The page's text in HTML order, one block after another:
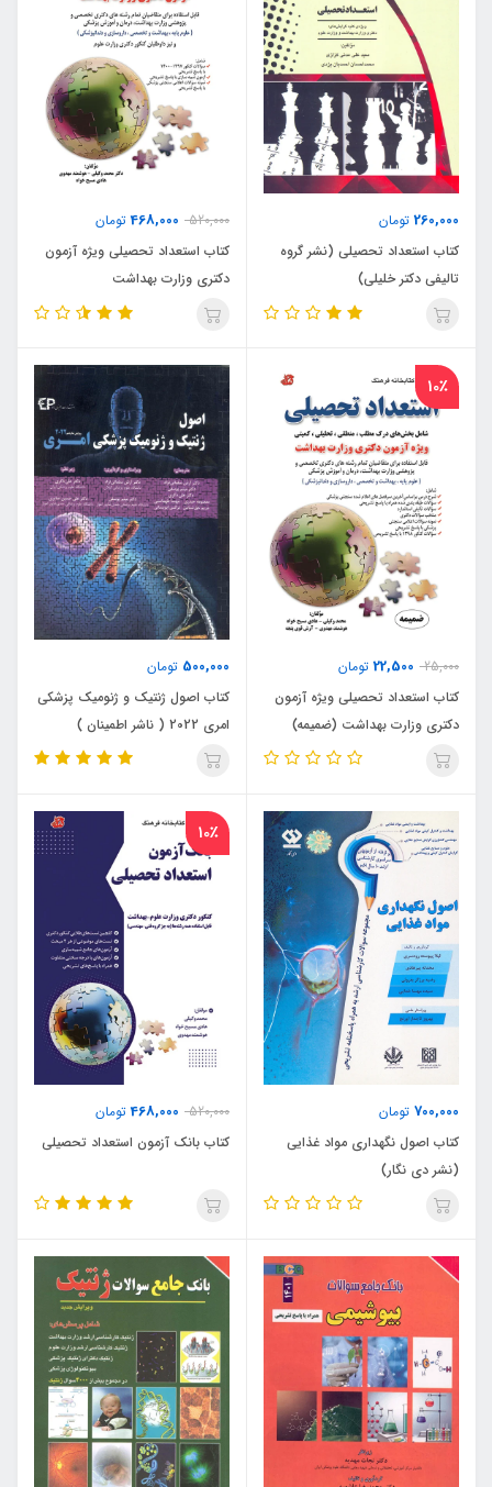
260,000 تومان
کتاب استعداد تحصیلی (نشر گروه
تالیفی دکتر خلیلی)
520,000
468,000تومان
کتاب استعداد تحصیلی ویژه آزمون
دکتری وزارت بهداشت
10٪
25,000
22,500 تومان
کتاب استعداد تحصیلی ویژه آزمون
دکتری وزارت بهداشت (ضمیمه)
500,000 تومان
کتاب اصول ژنتیک و ژنومیک پزشکی
امری 2022 ( ناشر اطمینان )
700,000 تومان
کتاب اصول نگهداری مواد غذایی
(نشر دی نگار)
10٪
520,000
468,000تومان
کتاب بانک آزمون استعداد تحصیلی